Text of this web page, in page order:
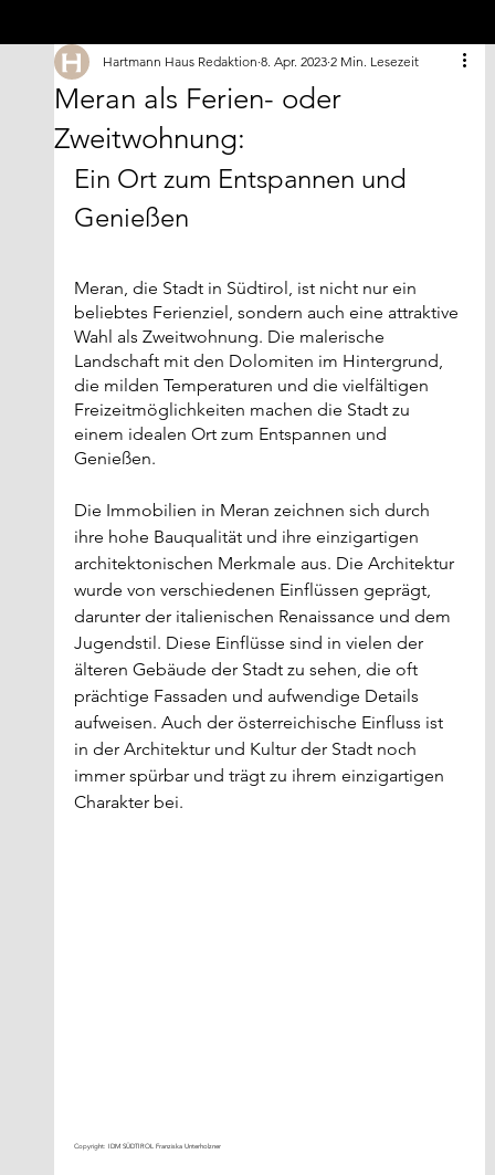
Meran als Ferien- oder
Zweitwohnung:
Hartmann Haus Redaktion 8. Apr. 2023 2 Min. Lesezeit
Ein Ort zum Entspannen und
Genießen
Meran, die Stadt in Südtirol, ist nicht nur ein
beliebtes Ferienziel, sondern auch eine attraktive
Wahl als Zweitwohnung. Die malerische
Landschaft mit den Dolomiten im Hintergrund,
die milden Temperaturen und die vielfältigen
Freizeitmöglichkeiten machen die Stadt zu
einem idealen Ort zum Entspannen und
Genießen.
Die Immobilien in Meran zeichnen sich durch
ihre hohe Bauqualität und ihre einzigartigen
architektonischen Merkmale aus. Die Architektur
wurde von verschiedenen Einflüssen geprägt,
darunter der italienischen Renaissance und dem
Jugendstil. Diese Einflüsse sind in vielen der
älteren Gebäude der Stadt zu sehen, die oft
prächtige Fassaden und aufwendige Details
aufweisen. Auch der österreichische Einfluss ist
in der Architektur und Kultur der Stadt noch
immer spürbar und trägt zu ihrem einzigartigen
Charakter bei.
Copyright: IDM SÜDTIROL Franziska Unterholzner